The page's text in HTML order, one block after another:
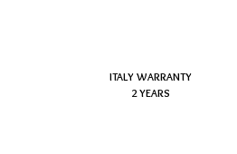
ITALY WARRANTY
2 YEARS